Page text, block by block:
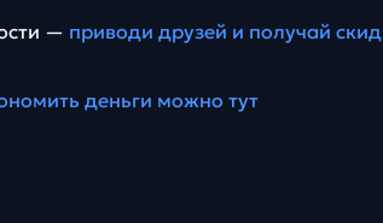
— приводи друзей и получай
деньги можно тут